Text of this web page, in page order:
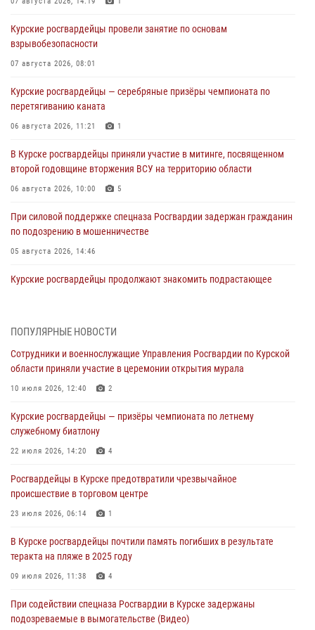
Курские росгвардейцы провели занятие по основам
взрывобезопасности
07 августа 2026, 08:01
Курские росгвардейцы — серебряные призёры чемпионата по
перетягиванию каната
06 августа 2026, 11:21 1
В Курске росгвардейцы приняли участие в митинге, посвященном
второй годовщине вторжения ВСУ на территорию области
06 августа 2026, 10:00 5
При силовой поддержке спецназа Росгвардии задержан гражданин
по подозрению в мошенничестве
05 августа 2026, 14:46
Курские росгвардейцы продолжают знакомить подрастающее
оздоровительных лагерях
05 августа 2026, 09:51
сбыта крупной партии наркотиков
04 августа 2026, 12:52
85 владельцев оружия
04 августа 2026, 07:00
297 выездов по сигналу «тревога»
03 августа 2026, 09:46
ПОПУЛЯРНЫЕ НОВОСТИ
Сотрудники и военнослужащие Управления Росгвардии по Курской
области приняли участие в церемонии открытия мурала
10 июля 2026, 12:40 2
Курские росгвардейцы — призёры чемпионата по летнему
служебному биатлону
22 июля 2026, 14:20 4
Росгвардейцы в Курске предотвратили чрезвычайное
происшествие в торговом центре
23 июля 2026, 06:14 1
В Курске росгвардейцы почтили память погибших в результате
теракта на пляже в 2025 году
09 июля 2026, 11:38 4
При содействии спецназа Росгвардии в Курске задержаны
подозреваемые в вымогательстве (Видео)